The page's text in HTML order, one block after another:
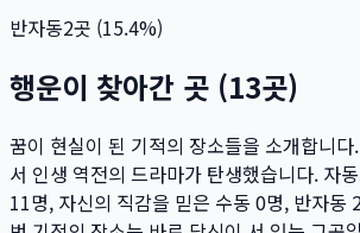
반자동2곳 (15.4%)
행운이 찾아간 곳 (13곳)
꿈이 현실이 된 기적의 장소들을 소개합니다
서 인생 역전의 드라마가 탄생했습니다. 자
11명, 자신의 직감을 믿은 수동 0명, 반자동